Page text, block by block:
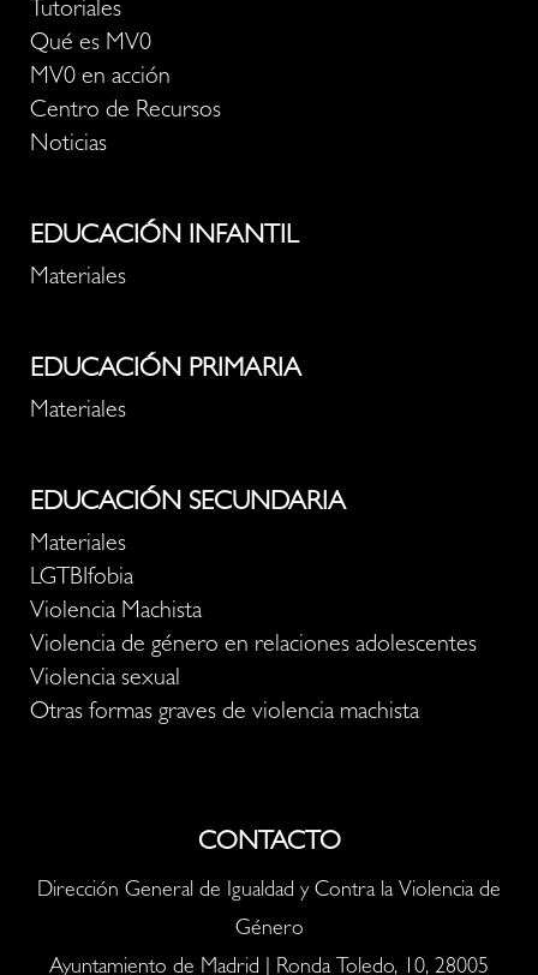
Tutoriales
Qué es MV0
MV0 en acción
Centro de Recursos
Noticias
EDUCACIÓN INFANTIL
Materiales
EDUCACIÓN PRIMARIA
Materiales
EDUCACIÓN SECUNDARIA
Materiales
LGTBIfobia
Violencia Machista
Violencia de género en relaciones adolescentes
Violencia sexual
Otras formas graves de violencia machista
CONTACTO
Dirección General de Igualdad y Contra la Violencia de
Género
Ayuntamiento de Madrid | Ronda Toledo, 10, 28005